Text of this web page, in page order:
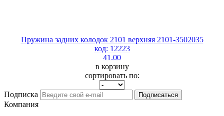
Пружина задних колодок 2101 верхняя 2101-3502035
код: 12223
41.00
в корзину
сортировать по:
Подписка Подписаться
Компания